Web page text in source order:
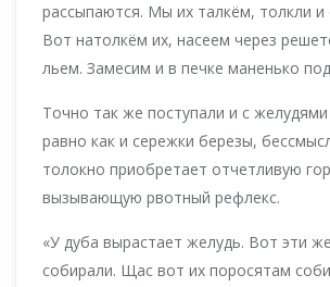
рассыпаются. Мы их талкём, толкли и
Вот натолкём их, насеем через
льем. Замесим и в печке маненько
Точно так же поступали и с
равно как и сережки березы,
толокно приобретает отчетливую
вызывающую рвотный рефлекс.
«У дуба вырастает желудь. Вот эти
собирали. Щас вот их поросятам